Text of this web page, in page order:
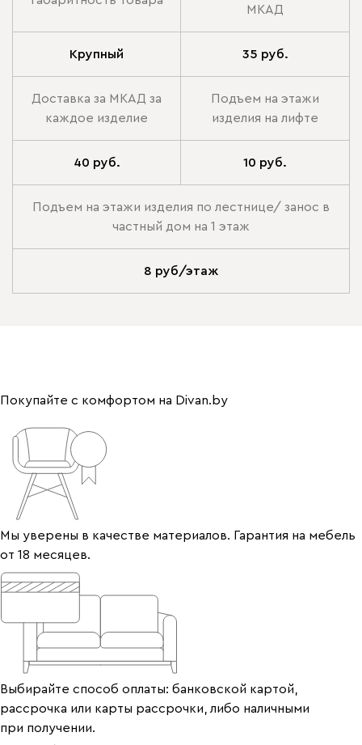
МКАД
Крупный 35 руб.
Доставка за МКАД за
каждое изделие
Подъем на этажи
изделия на лифте
40 руб. 10 руб.
Подъем на этажи изделия по лестнице/ занос в
частный дом на 1 этаж
8 руб/этаж
Покупайте с комфортом на Divan.by
Мы уверены в качестве материалов. Гарантия на мебель
от 18 месяцев.
Выбирайте способ оплаты: банковской картой,
рассрочка или карты рассрочки, либо наличными
при получении.